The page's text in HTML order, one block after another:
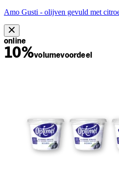
Amo Gusti - olijven gevuld met
online
10%volumevoordeel